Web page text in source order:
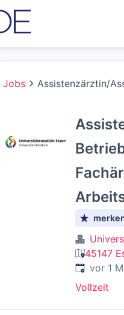
Jobs Assistenzärztin/
45147
vor 1
Vollzeit